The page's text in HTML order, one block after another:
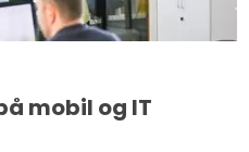
mobil og IT